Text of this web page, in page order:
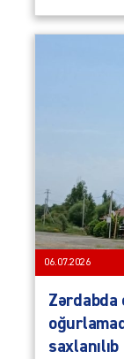
06.07.2026
Zərdabda
saxlanılıb